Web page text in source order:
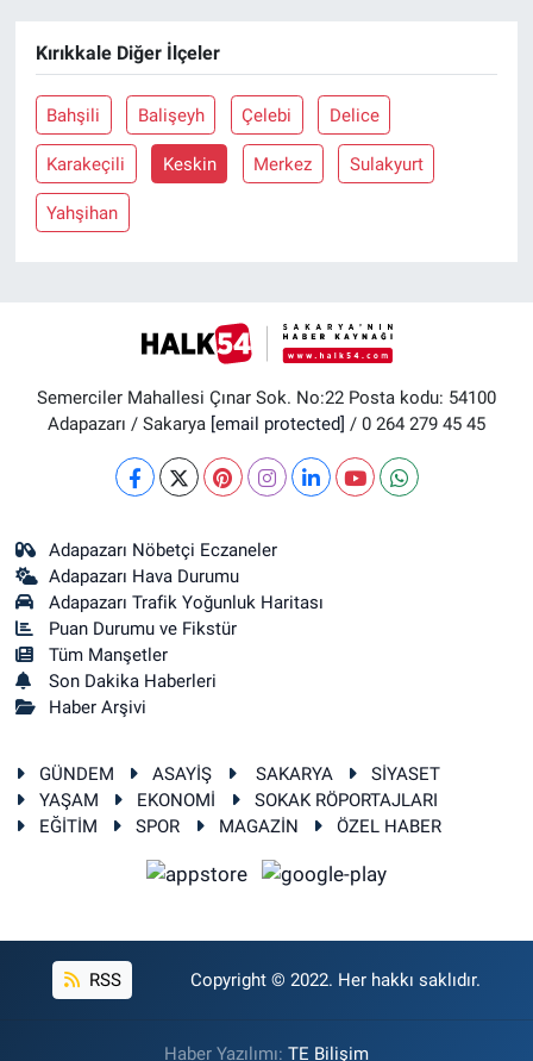
Kırıkkale Diğer İlçeler
Bahşili Balişeyh Çelebi Delice
Karakeçili Keskin Merkez Sulakyurt
Yahşihan
Semerciler Mahallesi Çınar Sok. No:22 Posta kodu: 54100
Adapazarı / Sakarya [email protected] / 0 264 279 45 45
Adapazarı Nöbetçi Eczaneler
Adapazarı Hava Durumu
Adapazarı Trafik Yoğunluk Haritası
Puan Durumu ve Fikstür
Tüm Manşetler
Son Dakika Haberleri
Haber Arşivi
GÜNDEM ASAYİŞ SAKARYA
SİYASET
YAŞAM
EKONOMİ
SOKAK RÖPORTAJLARI
EĞİTİM
SPOR MAGAZİN ÖZEL HABER
RSS Copyright © 2022. Her hakkı saklıdır.
Haber Yazılımı: TE Bilişim